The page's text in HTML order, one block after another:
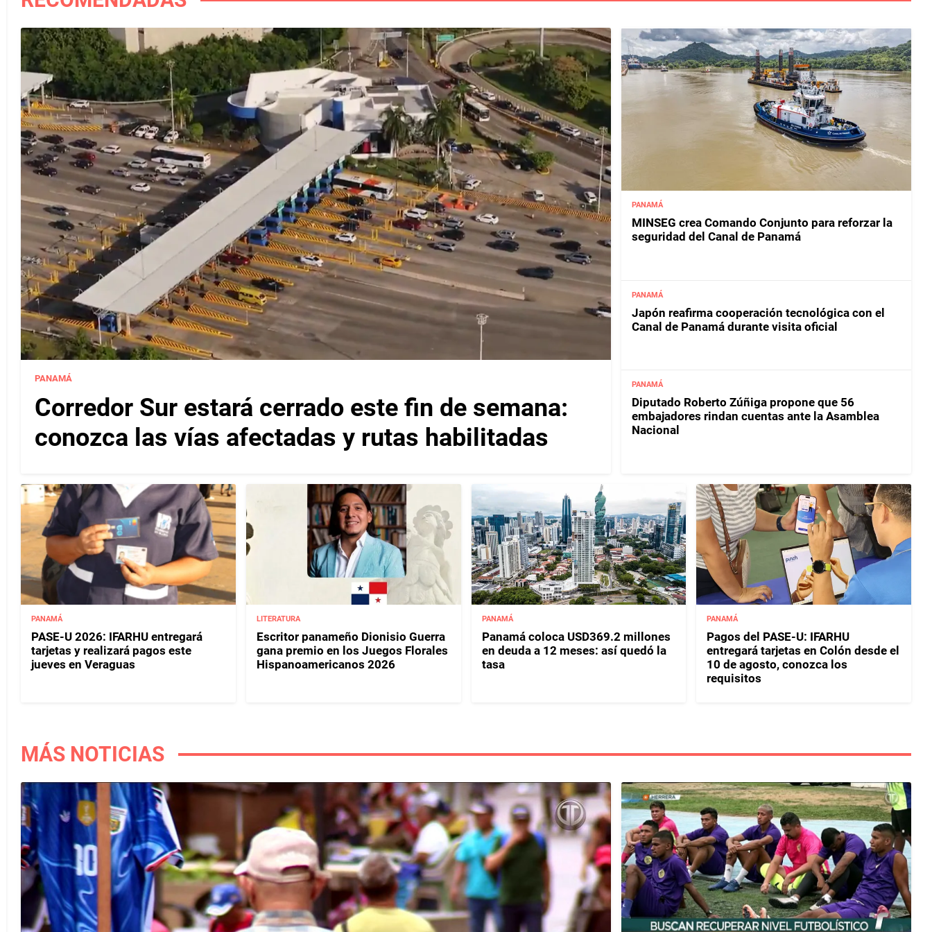
PANAMÁ
Corredor Sur estará cerrado este fin de semana:
conozca las vías afectadas y rutas habilitadas
PANAMÁ
MINSEG crea Comando Conjunto para reforzar la
seguridad del Canal de Panamá
PANAMÁ
Japón reafirma cooperación tecnológica con el
Canal de Panamá durante visita oficial
PANAMÁ
Diputado Roberto Zúñiga propone que 56
embajadores rindan cuentas ante la Asamblea
Nacional
PANAMÁ
PASE-U 2026: IFARHU entregará
tarjetas y realizará pagos este
jueves en Veraguas
LITERATURA
Escritor panameño Dionisio Guerra
gana premio en los Juegos Florales
Hispanoamericanos 2026
PANAMÁ
Panamá coloca USD369.2 millones
en deuda a 12 meses: así quedó la
tasa
PANAMÁ
Pagos del PASE-U: IFARHU
entregará tarjetas en Colón desde el
10 de agosto, conozca los
requisitos
MÁS NOTICIAS